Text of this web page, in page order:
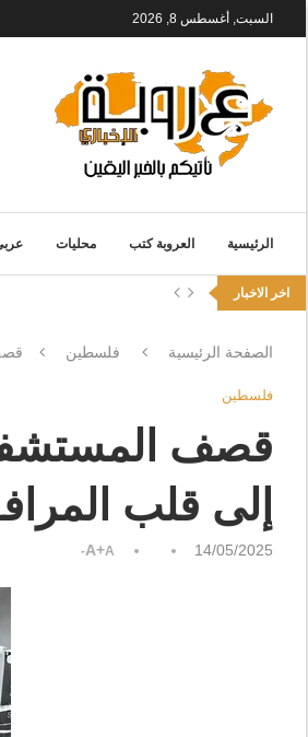
السبت, أغسطس 8, 2026
الرئيسية العروبة كتب محليات
اخر الاخبار
الصفحة الرئيسية فلسطين
فلسطين
قصف المستشفى
إلى قلب
14/05/2025
A+A-